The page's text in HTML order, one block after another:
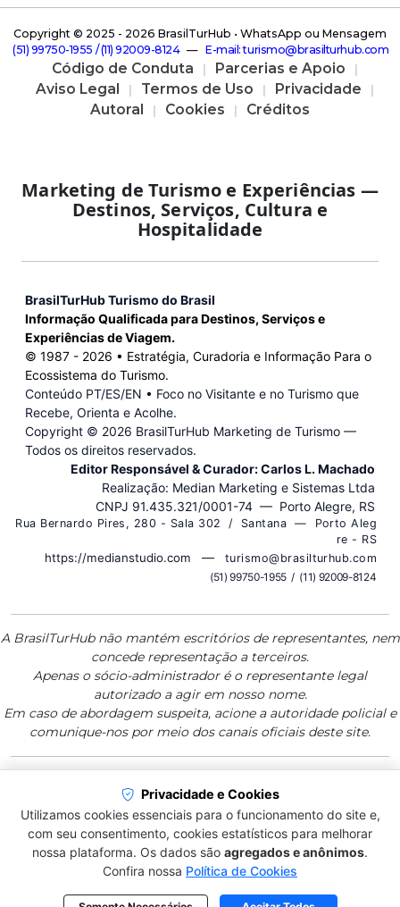
Copyright © 2025 - 2026 BrasilTurHub • WhatsApp ou Mensagem
( 5 1 ) 9 9 7 5 0 - 1 9 5 5 / ( 1 1 ) 9 2 0 0 9 - 8 1 2 4—E - m a i l : t u r i s m o @ b r a s i l t u r h u b . c o m
Código de Conduta
Parcerias e Apoio
Aviso Legal
Termos de Uso
Privacidade
Autoral
Cookies Créditos
Marketing de Turismo e Experiências —
Destinos, Serviços, Cultura e
Hospitalidade
BrasilTurHub Turismo do Brasil
Informação Qualificada para Destinos, Serviços e
Experiências de Viagem.
© 1987 - 2026 • Estratégia, Curadoria e Informação Para o
Ecossistema do Turismo.
Conteúdo PT/ES/EN • Foco no Visitante e no Turismo que
Recebe, Orienta e Acolhe.
Copyright © 2026 BrasilTurHub Marketing de Turismo —
Todos os direitos reservados.
Editor Responsável & Curador: Carlos L. Machado
Realização: Median Marketing e Sistemas Ltda
CNPJ 91.435.321/0001-74 — Porto Alegre, RS
R u a B e r n a r d o P i r e s , 2 8 0 - S a l a 3 0 2 / S a n t a n a — P o r t o A l e g
r e - R S
https://medianstudio.com — t u r i s m o @ b r a s i l t u r h u b . c o m
( 5 1 ) 9 9 7 5 0 - 1 9 5 5 / ( 1 1 ) 9 2 0 0 9 - 8 1 2 4
A BrasilTurHub não mantém escritórios de representantes, nem
concede representação a terceiros.
Apenas o sócio-administrador é o representante legal
autorizado a agir em nosso nome.
Em caso de abordagem suspeita, acione a autoridade policial e
comunique-nos por meio dos canais oficiais deste site.
BrasilTurHub — Plataforma de Informação
Qualificada para Destinos, Serviços e
Viagens
• MEDIAN MARKETING E SISTEMAS • DIVISÃO DE
Privacidade e Cookies
Utilizamos cookies essenciais para o funcionamento do site e,
com seu consentimento, cookies estatísticos para melhorar
nossa plataforma. Os dados são agregados e anônimos.
Confira nossa Política de Cookies